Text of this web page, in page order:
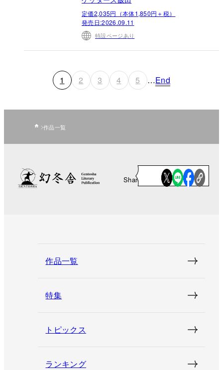
定価2,035円（本体1,850円＋税）
発売日:2026.09.11
特設ページあり
1 2 3 4 5 …End
作品一覧
Share
作品一覧
特集
トピックス
ランキング